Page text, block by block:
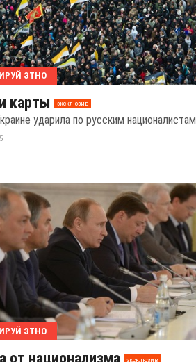
ЭТНО
карты эксклюзив
ударила по русским националистам
ЭТНО
от национализма эксклюзив